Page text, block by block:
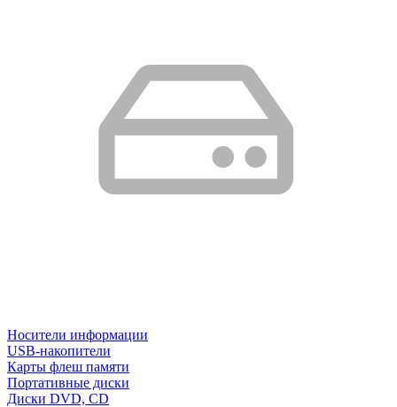
Носители информации
USB-накопители
Карты флеш памяти
Портативные диски
Диски DVD, CD